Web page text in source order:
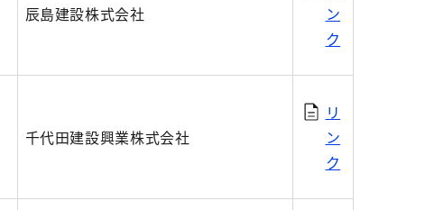
辰島建設株式会社
ン
ク
千代田建設興業株式会社
リ
ン
ク